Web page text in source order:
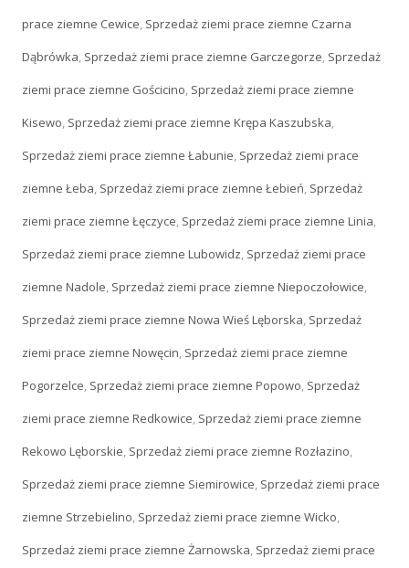
prace ziemne Cewice, Sprzedaż ziemi prace ziemne Czarna
Dąbrówka, Sprzedaż ziemi prace ziemne Garczegorze, Sprzedaż
ziemi prace ziemne Gościcino, Sprzedaż ziemi prace ziemne
Kisewo, Sprzedaż ziemi prace ziemne Krępa Kaszubska,
Sprzedaż ziemi prace ziemne Łabunie, Sprzedaż ziemi prace
ziemne Łeba, Sprzedaż ziemi prace ziemne Łebień, Sprzedaż
ziemi prace ziemne Łęczyce, Sprzedaż ziemi prace ziemne Linia,
Sprzedaż ziemi prace ziemne Lubowidz, Sprzedaż ziemi prace
ziemne Nadole, Sprzedaż ziemi prace ziemne Niepoczołowice,
Sprzedaż ziemi prace ziemne Nowa Wieś Lęborska, Sprzedaż
ziemi prace ziemne Nowęcin, Sprzedaż ziemi prace ziemne
Pogorzelce, Sprzedaż ziemi prace ziemne Popowo, Sprzedaż
ziemi prace ziemne Redkowice, Sprzedaż ziemi prace ziemne
Rekowo Lęborskie, Sprzedaż ziemi prace ziemne Rozłazino,
Sprzedaż ziemi prace ziemne Siemirowice, Sprzedaż ziemi prace
ziemne Strzebielino, Sprzedaż ziemi prace ziemne Wicko,
Sprzedaż ziemi prace ziemne Żarnowska, Sprzedaż ziemi prace